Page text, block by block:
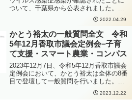
臨んでいただきたいと思います。佐原の
大祭夏祭りが今から楽しみですね。
ついて、千葉県から公表されました。新
型コロナウイルス感染症の感染拡大防止
のため、手洗いの徹底、人と人との距離
をできるだけ2m以上（最低1m以上）取
ること、会話をするときはマスクを着用
すること、密集・密接・密閉を避けるこ
となどの感染症対策をしっかりと行って
いただくよう、お願いいたします。
2022.04.29
かとう裕太の一般質問全文 令和
5年12月香取市議会定例会−子育
て支援・スマート農業・コンパス
2023年12月7日、令和5年12月香取市議会
定例会において、かとう裕太は全体の8番
目で登壇して一般質問を行いました。今
回は、子育て支援、スマート農業、コン
パスについて伺いました。いつものよう
2023.12.22